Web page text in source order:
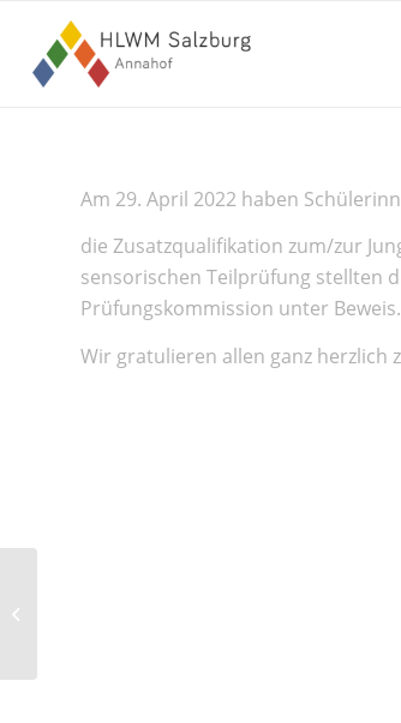
Am 29. April 2022 haben
die Zusatzqualifikation zum/zur
sensorischen Teilprüfung stellten
Prüfungskommission unter Beweis.
Wir gratulieren allen ganz herzlich